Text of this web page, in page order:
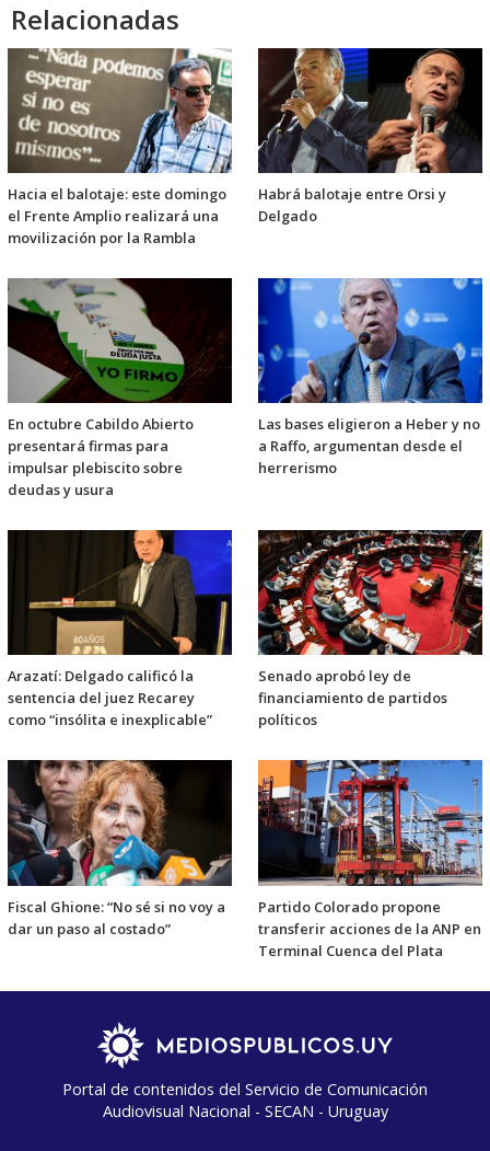
Relacionadas
Hacia el balotaje: este domingo
el Frente Amplio realizará una
movilización por la Rambla
Habrá balotaje entre Orsi y
Delgado
En octubre Cabildo Abierto
presentará firmas para
impulsar plebiscito sobre
deudas y usura
Las bases eligieron a Heber y no
a Raffo, argumentan desde el
herrerismo
Arazatí: Delgado calificó la
sentencia del juez Recarey
como “insólita e inexplicable”
Senado aprobó ley de
financiamiento de partidos
políticos
Fiscal Ghione: “No sé si no voy a
dar un paso al costado”
Partido Colorado propone
transferir acciones de la ANP en
Terminal Cuenca del Plata
Portal de contenidos del Servicio de Comunicación
Audiovisual Nacional - SECAN - Uruguay